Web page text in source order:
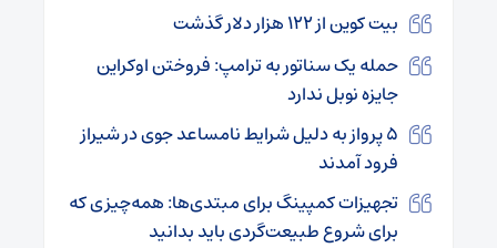
بیت کوین از ۱۲۲ هزار دلار گذشت
حمله یک سناتور به ترامپ: فروختن اوکراین
جایزه نوبل ندارد
۵ پرواز به دلیل شرایط نامساعد جوی در شیراز
فرود آمدند
تجهیزات کمپینگ برای مبتدی‌ها: همه‌چیزی که
برای شروع طبیعت‌گردی باید بدانید